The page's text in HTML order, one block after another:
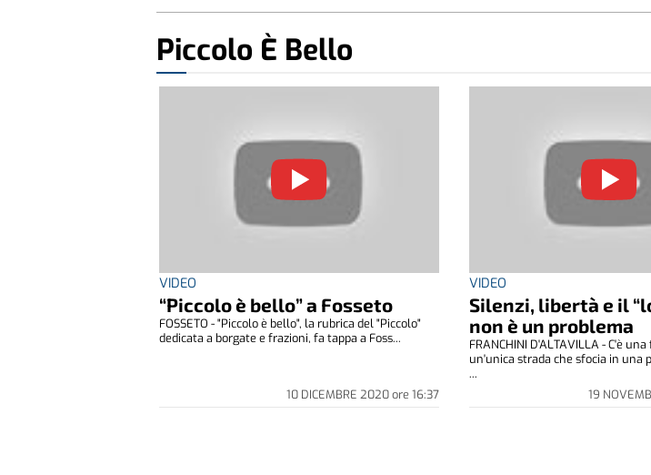
Piccolo È Bello
VIDEO
“Piccolo è bello” a Fosseto
10 DICEMBRE 2020ore 16:37
FOSSETO - "Piccolo è bello", la rubrica del "Piccolo"
dedicata a borgate e frazioni, fa tappa a Foss...
VIDEO
Silenzi, libertà e il
non è un problema
19
FRANCHINI D'ALTAVILLA - C'è
un'unica strada che sfocia in una
...